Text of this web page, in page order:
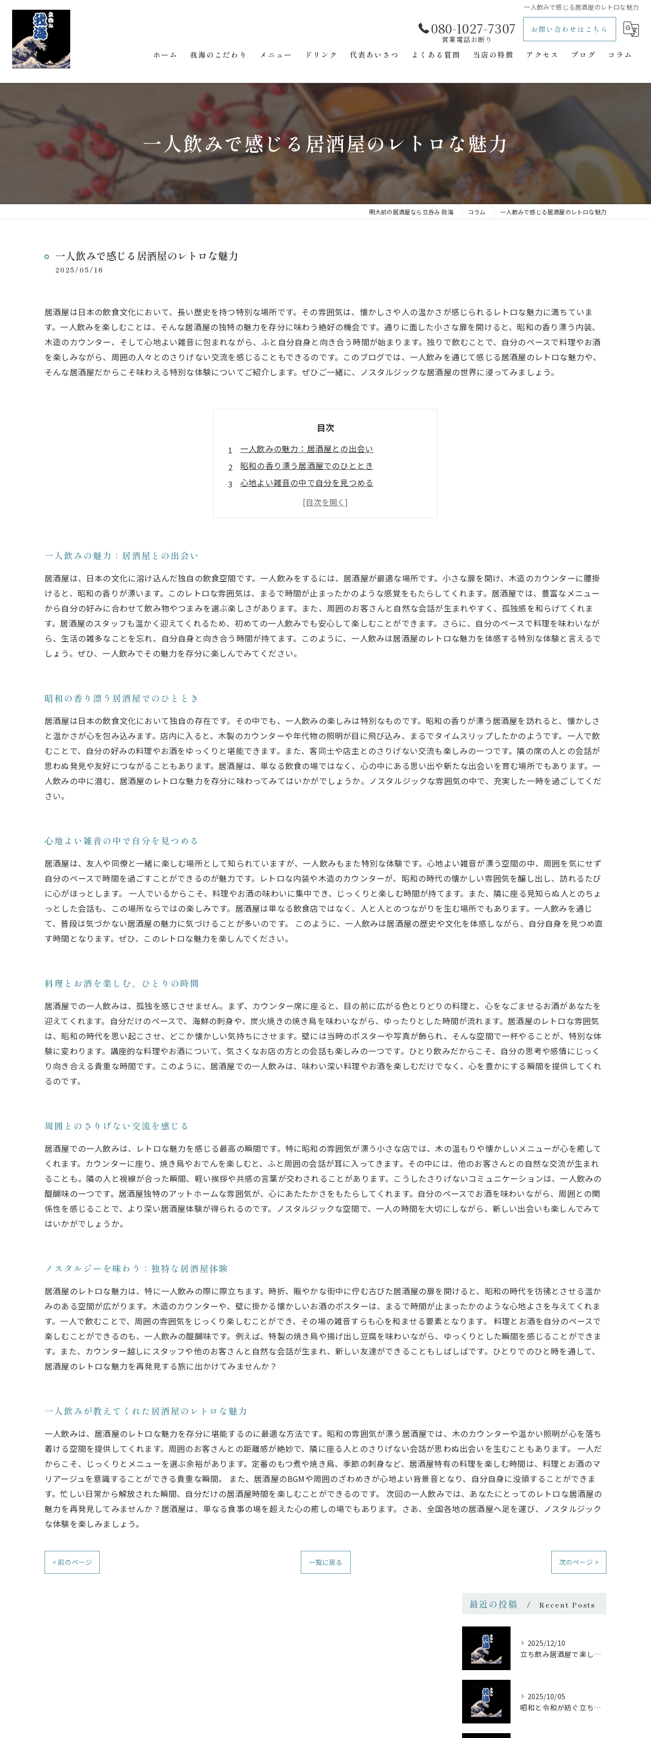
一人飲みで感じる居酒屋のレトロな魅力
080-1027-7307 お問い合わせはこちら
ホーム 我海のこだわり メニュー ドリンク 代表あいさつ よくある質問 当店の特徴
立ち飲み
二次会
隠れ家
アクセス ブログ コラム
一人飲みで感じる居酒屋のレトロな魅力
明大前の居酒屋なら立呑み 我海 コラム 一人飲みで感じる居酒屋のレトロな魅力
一人飲みで感じる居酒屋のレトロな魅力
2025/05/16
居酒屋は日本の飲食文化において、長い歴史を持つ特別な場所です。その雰囲気は、懐かしさや人の温かさが感じられるレトロな魅力に満ちていま
す。一人飲みを楽しむことは、そんな居酒屋の独特の魅力を存分に味わう絶好の機会です。通りに面した小さな扉を開けると、昭和の香り漂う内装、
木造のカウンター、そして心地よい雑音に包まれながら、ふと自分自身と向き合う時間が始まります。独りで飲むことで、自分のペースで料理やお酒
を楽しみながら、周囲の人々とのさりげない交流を感じることもできるのです。このブログでは、一人飲みを通じて感じる居酒屋のレトロな魅力や、
そんな居酒屋だからこそ味わえる特別な体験についてご紹介します。ぜひご一緒に、ノスタルジックな居酒屋の世界に浸ってみましょう。
目次
一人飲みの魅力：居酒屋との出会い
昭和の香り漂う居酒屋でのひととき
心地よい雑音の中で自分を見つめる
料理とお酒を楽しむ、ひとりの時間
周囲とのさりげない交流を感じる
一人飲みの魅力：居酒屋との出会い
居酒屋は、日本の文化に溶け込んだ独自の飲食空間です。一人飲みをするには、居酒屋が最適な場所です。小さな扉を開け、木造のカウンターに腰掛
けると、昭和の香りが漂います。このレトロな雰囲気は、まるで時間が止まったかのような感覚をもたらしてくれます。居酒屋では、豊富なメニュー
から自分の好みに合わせて飲み物やつまみを選ぶ楽しさがあります。また、周囲のお客さんと自然な会話が生まれやすく、孤独感を和らげてくれま
す。居酒屋のスタッフも温かく迎えてくれるため、初めての一人飲みでも安心して楽しむことができます。さらに、自分のペースで料理を味わいなが
ら、生活の雑多なことを忘れ、自分自身と向き合う時間が持てます。このように、一人飲みは居酒屋のレトロな魅力を体感する特別な体験と言えるで
しょう。ぜひ、一人飲みでその魅力を存分に楽しんでみてください。
昭和の香り漂う居酒屋でのひととき
居酒屋は日本の飲食文化において独自の存在です。その中でも、一人飲みの楽しみは特別なものです。昭和の香りが漂う居酒屋を訪れると、懐かしさ
と温かさが心を包み込みます。店内に入ると、木製のカウンターや年代物の照明が目に飛び込み、まるでタイムスリップしたかのようです。一人で飲
むことで、自分の好みの料理やお酒をゆっくりと堪能できます。また、客同士や店主とのさりげない交流も楽しみの一つです。隣の席の人との会話が
思わぬ発見や友好につながることもあります。居酒屋は、単なる飲食の場ではなく、心の中にある思い出や新たな出会いを育む場所でもあります。一
人飲みの中に潜む、居酒屋のレトロな魅力を存分に味わってみてはいかがでしょうか。ノスタルジックな雰囲気の中で、充実した一時を過ごしてくだ
さい。
心地よい雑音の中で自分を見つめる
居酒屋は、友人や同僚と一緒に楽しむ場所として知られていますが、一人飲みもまた特別な体験です。心地よい雑音が漂う空間の中、周囲を気にせず
自分のペースで時間を過ごすことができるのが魅力です。レトロな内装や木造のカウンターが、昭和の時代の懐かしい雰囲気を醸し出し、訪れるたび
に心がほっとします。 一人でいるからこそ、料理やお酒の味わいに集中でき、じっくりと楽しむ時間が持てます。また、隣に座る見知らぬ人とのちょ
っとした会話も、この場所ならではの楽しみです。居酒屋は単なる飲食店ではなく、人と人とのつながりを生む場所でもあります。一人飲みを通じ
て、普段は気づかない居酒屋の魅力に気づけることが多いのです。 このように、一人飲みは居酒屋の歴史や文化を体感しながら、自分自身を見つめ直
す時間となります。ぜひ、このレトロな魅力を楽しんでください。
料理とお酒を楽しむ、ひとりの時間
居酒屋での一人飲みは、孤独を感じさせません。まず、カウンター席に座ると、目の前に広がる色とりどりの料理と、心をなごませるお酒があなたを
迎えてくれます。自分だけのペースで、海鮮の刺身や、炭火焼きの焼き鳥を味わいながら、ゆったりとした時間が流れます。居酒屋のレトロな雰囲気
は、昭和の時代を思い起こさせ、どこか懐かしい気持ちにさせます。壁には当時のポスターや写真が飾られ、そんな空間で一杯やることが、特別な体
験に変わります。講座的な料理やお酒について、気さくなお店の方との会話も楽しみの一つです。ひとり飲みだからこそ、自分の思考や感情にじっく
り向き合える貴重な時間です。このように、居酒屋での一人飲みは、味わい深い料理やお酒を楽しむだけでなく、心を豊かにする瞬間を提供してくれ
るのです。
周囲とのさりげない交流を感じる
居酒屋での一人飲みは、レトロな魅力を感じる最高の瞬間です。特に昭和の雰囲気が漂う小さな店では、木の温もりや懐かしいメニューが心を癒して
くれます。カウンターに座り、焼き鳥やおでんを楽しむと、ふと周囲の会話が耳に入ってきます。その中には、他のお客さんとの自然な交流が生まれ
ることも。隣の人と視線が合った瞬間、軽い挨拶や共感の言葉が交わされることがあります。こうしたさりげないコミュニケーションは、一人飲みの
醍醐味の一つです。居酒屋独特のアットホームな雰囲気が、心にあたたかさをもたらしてくれます。自分のペースでお酒を味わいながら、周囲との関
係性を感じることで、より深い居酒屋体験が得られるのです。ノスタルジックな空間で、一人の時間を大切にしながら、新しい出会いも楽しんでみて
はいかがでしょうか。
ノスタルジーを味わう：独特な居酒屋体験
居酒屋のレトロな魅力は、特に一人飲みの際に際立ちます。時折、賑やかな街中に佇む古びた居酒屋の扉を開けると、昭和の時代を彷彿とさせる温か
みのある空間が広がります。木造のカウンターや、壁に掛かる懐かしいお酒のポスターは、まるで時間が止まったかのような心地よさを与えてくれま
す。一人で飲むことで、周囲の雰囲気をじっくり楽しむことができ、その場の雑音すらも心を和ませる要素となります。 料理とお酒を自分のペースで
楽しむことができるのも、一人飲みの醍醐味です。例えば、特製の焼き鳥や揚げ出し豆腐を味わいながら、ゆっくりとした瞬間を感じることができま
す。また、カウンター越しにスタッフや他のお客さんと自然な会話が生まれ、新しい友達ができることもしばしばです。ひとりでのひと時を通して、
居酒屋のレトロな魅力を再発見する旅に出かけてみませんか？
一人飲みが教えてくれた居酒屋のレトロな魅力
一人飲みは、居酒屋のレトロな魅力を存分に堪能するのに最適な方法です。昭和の雰囲気が漂う居酒屋では、木のカウンターや温かい照明が心を落ち
着ける空間を提供してくれます。周囲のお客さんとの距離感が絶妙で、隣に座る人とのさりげない会話が思わぬ出会いを生むこともあります。 一人だ
からこそ、じっくりとメニューを選ぶ余裕があります。定番のもつ煮や焼き鳥、季節の刺身など、居酒屋特有の料理を楽しむ時間は、料理とお酒のマ
リアージュを意識することができる貴重な瞬間。 また、居酒屋のBGMや周囲のざわめきが心地よい背景音となり、自分自身に没頭することができま
す。忙しい日常から解放された瞬間、自分だけの居酒屋時間を楽しむことができるのです。 次回の一人飲みでは、あなたにとってのレトロな居酒屋の
魅力を再発見してみませんか？居酒屋は、単なる食事の場を超えた心の癒しの場でもあります。さあ、全国各地の居酒屋へ足を運び、ノスタルジック
な体験を楽しみましょう。
< 前のページ 一覧に戻る 次のページ >
最近の投稿 Recent Posts
2025/12/10
立ち飲み居酒屋で楽しむ昭和の懐かし空間と多彩なお酒
2025/10/05
昭和と令和が紡ぐ立ち飲みの味わい